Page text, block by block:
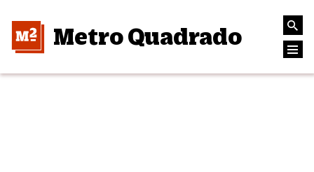
Metro Quadrado